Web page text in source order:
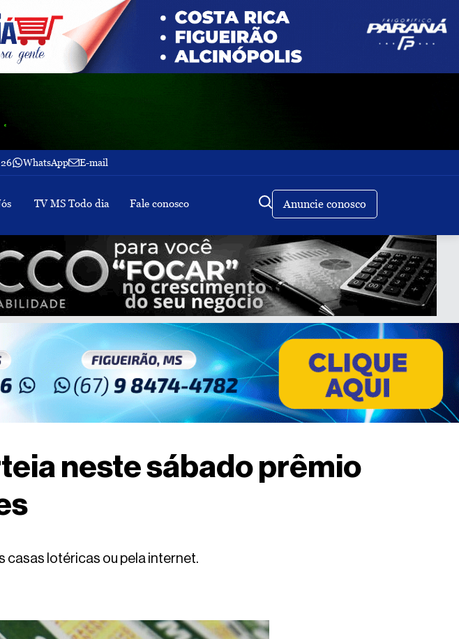
WhatsApp E-mail
TV MS Todo dia Fale conosco Anuncie conosco
Buscar
neste sábado prêmio
casas lotéricas ou pela internet.